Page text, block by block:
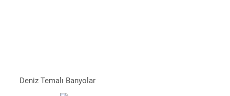
Deniz Temalı Banyolar